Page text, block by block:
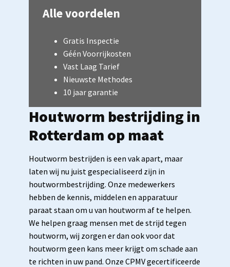
Alle voordelen
Gratis Inspectie
Géén Voorrijkosten
Vast Laag Tarief
Nieuwste Methodes
10 jaar garantie
Houtworm bestrijding in
Rotterdam op maat
Houtworm bestrijden is een vak apart, maar
laten wij nu juist gespecialiseerd zijn in
houtwormbestrijding. Onze medewerkers
hebben de kennis, middelen en apparatuur
paraat staan om u van houtworm af te helpen.
We helpen graag mensen met de strijd tegen
houtworm, wij zorgen er dan ook voor dat
houtworm geen kans meer krijgt om schade aan
te richten in uw pand. Onze CPMV gecertificeerde